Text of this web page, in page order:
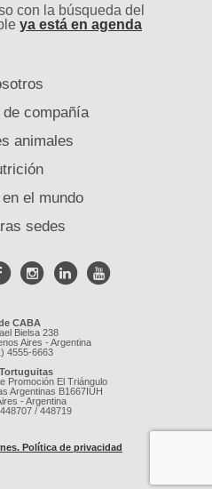
con la búsqueda del
ya está en agenda
compañía
animales
el mundo
sedes
CABA
Bielsa 238
Aires - Argentina
4555-6663
Promoción El Triángulo
Argentinas B1667IUH
- Argentina
/ 448719
Política de privacidad